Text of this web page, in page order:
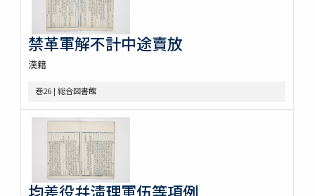
禁革軍解不計中途賣放
漢籍
巻26 | 総合図書館
均差役幷淸理軍伍等項例